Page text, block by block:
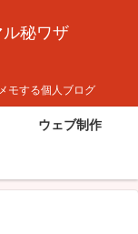
秘ワザ
モする個人ブログ
ウェブ制作